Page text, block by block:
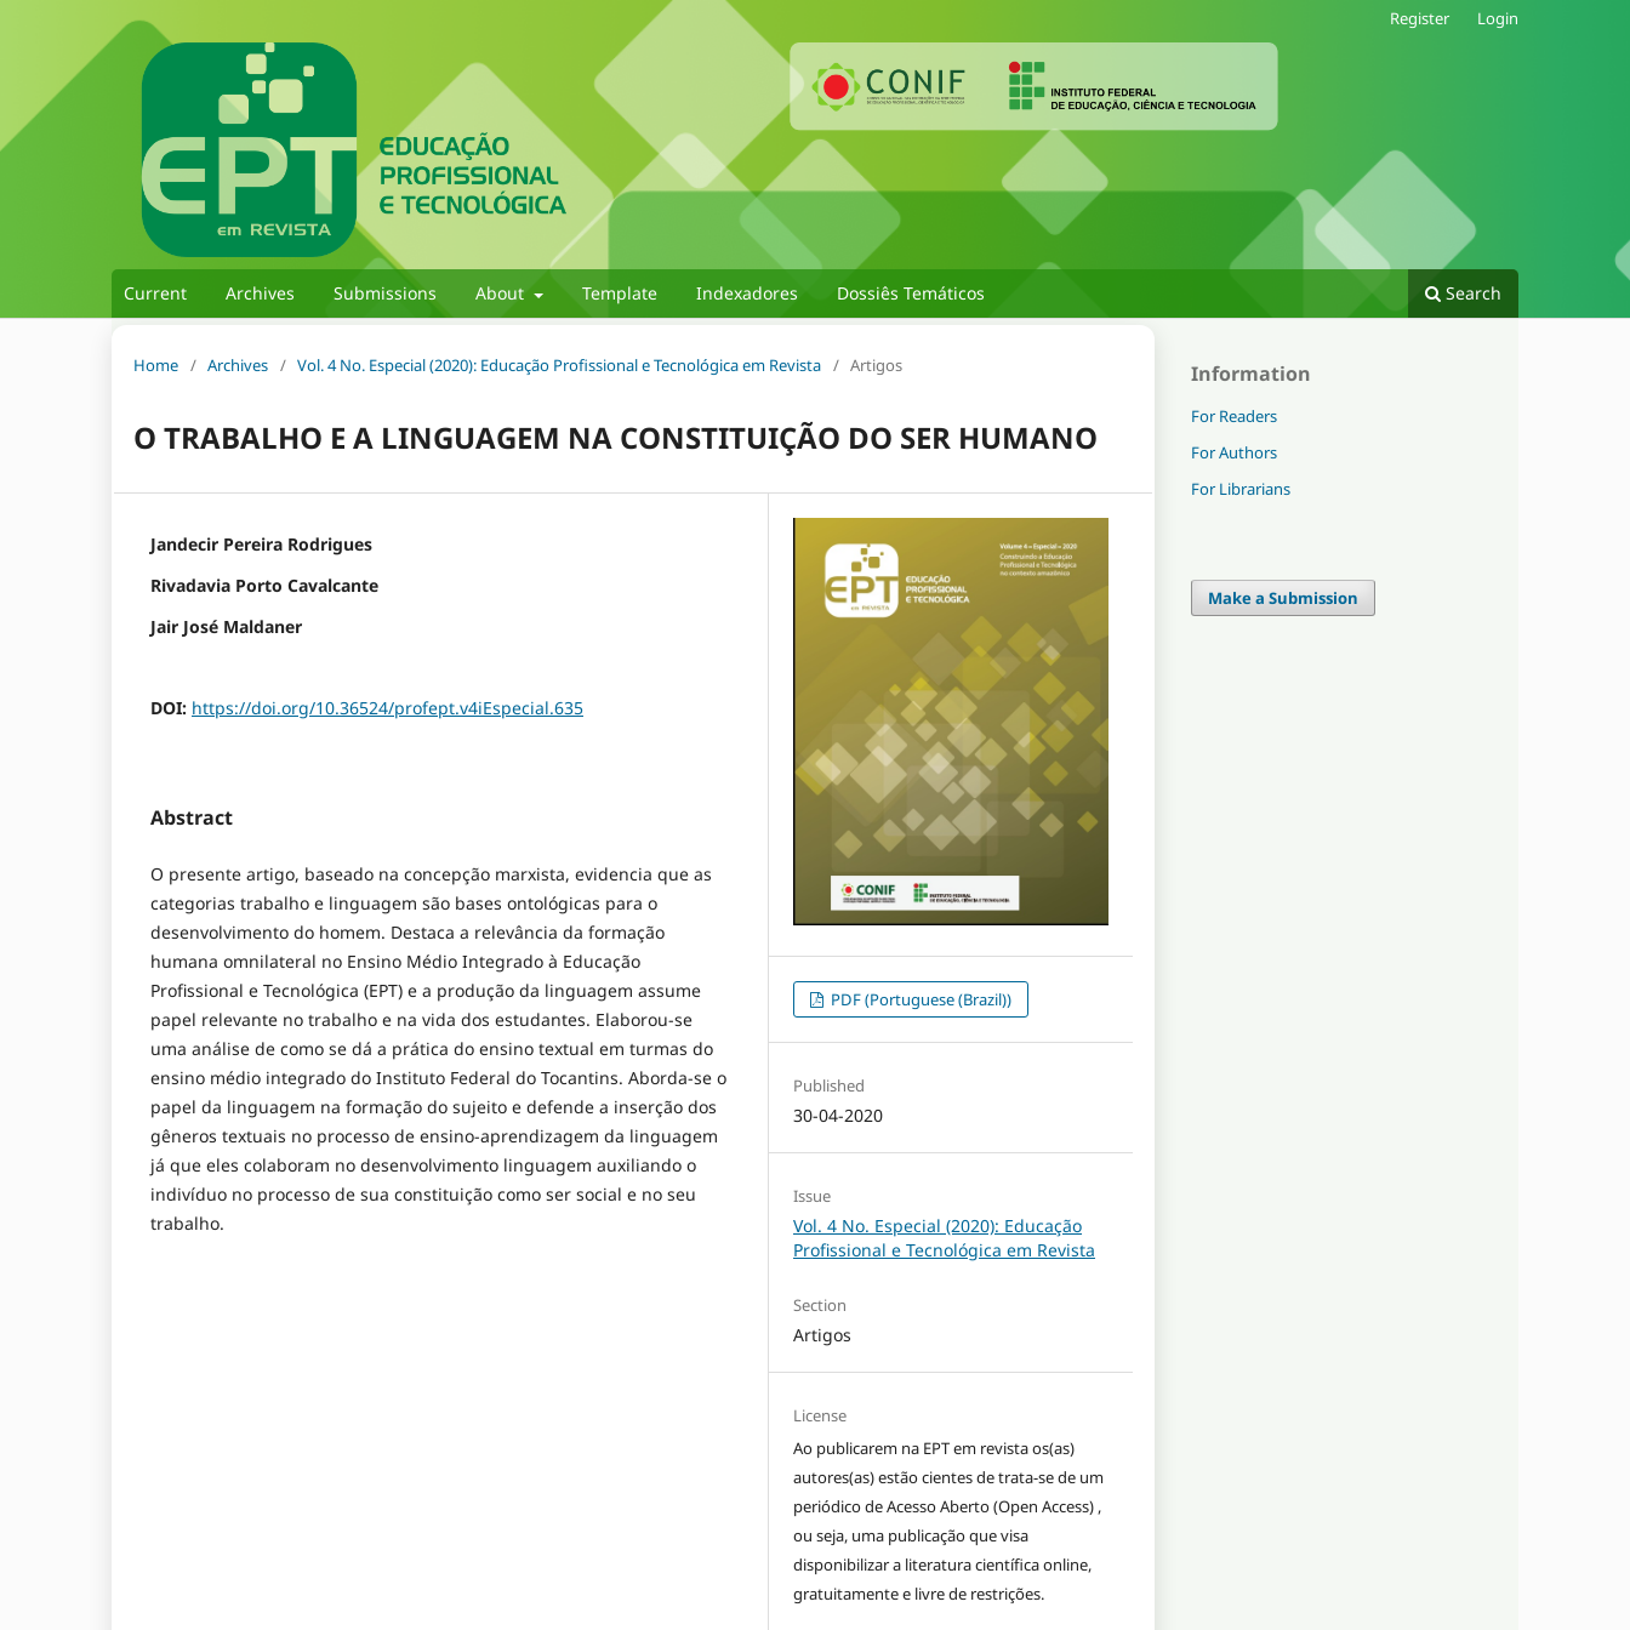
Current Archives Submissions About Template Indexadores Dossiês Temáticos Search
Register Login
Home / Archives / Vol. 4 No. Especial (2020): Educação Profissional e Tecnológica em Revista / Artigos
O TRABALHO E A LINGUAGEM NA CONSTITUIÇÃO DO SER HUMANO
Jandecir Pereira Rodrigues
Rivadavia Porto Cavalcante
Jair José Maldaner
DOI: https://doi.org/10.36524/profept.v4iEspecial.635
Abstract
O presente artigo, baseado na concepção marxista, evidencia que as
categorias trabalho e linguagem são bases ontológicas para o
desenvolvimento do homem. Destaca a relevância da formação
humana omnilateral no Ensino Médio Integrado à Educação
Profissional e Tecnológica (EPT) e a produção da linguagem assume
papel relevante no trabalho e na vida dos estudantes. Elaborou-se
uma análise de como se dá a prática do ensino textual em turmas do
ensino médio integrado do Instituto Federal do Tocantins. Aborda-se o
papel da linguagem na formação do sujeito e defende a inserção dos
gêneros textuais no processo de ensino-aprendizagem da linguagem
já que eles colaboram no desenvolvimento linguagem auxiliando o
indivíduo no processo de sua constituição como ser social e no seu
trabalho.
PDF (Portuguese (Brazil))
Published
30-04-2020
Issue
Vol. 4 No. Especial (2020): Educação
Profissional e Tecnológica em Revista
Section
Artigos
License
Ao publicarem na EPT em revista os(as)
autores(as) estão cientes de trata-se de um
periódico de Acesso Aberto (Open Access) ,
ou seja, uma publicação que visa
disponibilizar a literatura científica online,
gratuitamente e livre de restrições.
Information
For Readers
For Authors
For Librarians
Make a Submission